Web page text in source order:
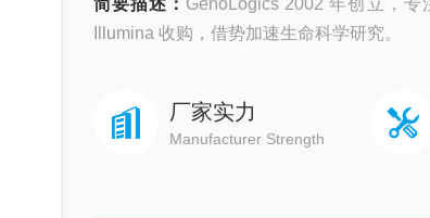
简要描述： GenoLogics 2002 年创立，
Illumina 收购，借势加速生命科学研究。
厂家实力
Manufacturer Strength